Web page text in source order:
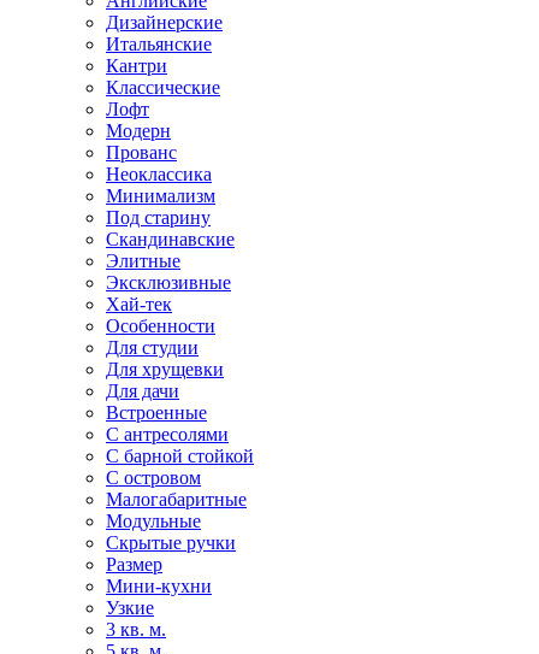
Дизайнерские
Итальянские
Кантри
Классические
Лофт
Модерн
Прованс
Неоклассика
Минимализм
Под старину
Скандинавские
Элитные
Эксклюзивные
Хай-тек
Особенности
Для студии
Для хрущевки
Для дачи
Встроенные
С антресолями
С барной стойкой
С островом
Малогабаритные
Модульные
Скрытые ручки
Размер
Мини-кухни
Узкие
3 кв. м.